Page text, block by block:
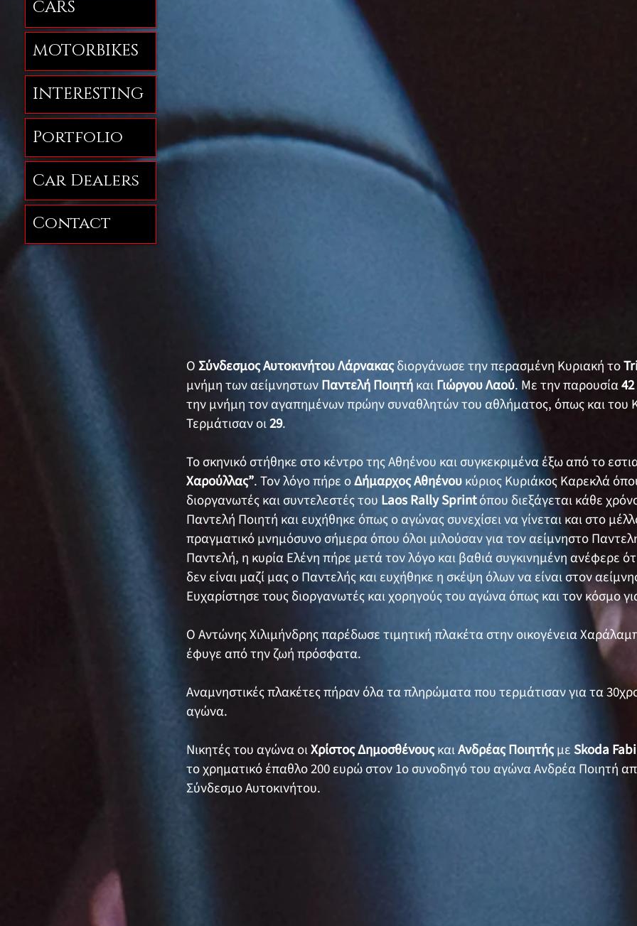
CARS
MOTORBIKES
INTERESTING
Portfolio
Car Dealers
Contact
ΟΣύνδεσμος Αυτοκινήτου Λάρνακαςδιοργάνωσε την περασμένη Κυριακή το
μνήμη των αείμνηστωνΠαντελή ΠοιητήκαιΓιώργου Λαού. Με την παρουσία42
την μνήμη τον αγαπημένων πρώην συναθλητών του αθλήματος, όπως και του
Τερμάτισαν οι29.
Το σκηνικό στήθηκε στο κέντρο της Αθηένου και συγκεκριμένα έξω από το
Χαρούλλας”. Τον λόγο πήρε οΔήμαρχος Αθηένουκύριος Κυριάκος Καρεκλά
διοργανωτές και συντελεστές του Laos Rally Sprintόπου διεξάγεται κάθε
Παντελή Ποιητή και ευχήθηκε όπως ο αγώνας συνεχίσει να γίνεται και στο
πραγματικό μνημόσυνο σήμερα όπου όλοι μιλούσαν για τον αείμνηστο
Παντελή, η κυρία Ελένη πήρε μετά τον λόγο και βαθιά συγκινημένη ανέφερε
δεν είναι μαζί μας ο Παντελής και ευχήθηκε η σκέψη όλων να είναι στον
Ευχαρίστησε τους διοργανωτές και χορηγούς του αγώνα όπως και τον κόσμο
Ο Αντώνης Χιλιμήνδρης παρέδωσε τιμητική πλακέτα στην οικογένεια
έφυγε από την ζωή πρόσφατα.
Αναμνηστικές πλακέτες πήραν όλα τα πληρώματα που τερμάτισαν για τα
αγώνα.
Νικητές του αγώνα οιΧρίστος ΔημοσθένουςκαιΑνδρέας Ποιητήςμε Skoda
το χρηματικό έπαθλο 200 ευρώ στον 1ο συνοδηγό του αγώνα Ανδρέα Ποιητή
Σύνδεσμο Αυτοκινήτου.